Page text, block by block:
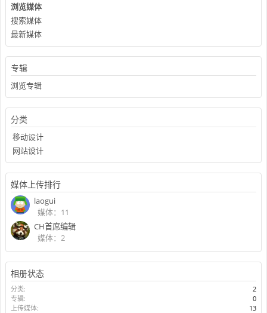
浏览媒体
搜索媒体
最新媒体
专辑
浏览专辑
分类
移动设计
网站设计
媒体上传排行
laogui
媒体：11
CH首席编辑
媒体：2
相册状态
分类:
2
专辑:
0
上传媒体:
13